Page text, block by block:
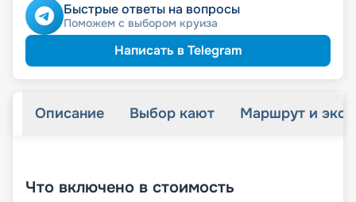
Быстрые ответы на вопросы
Поможем с выбором круиза
Написать в Telegram
Описание Выбор кают Маршрут и
Что включено в стоимость